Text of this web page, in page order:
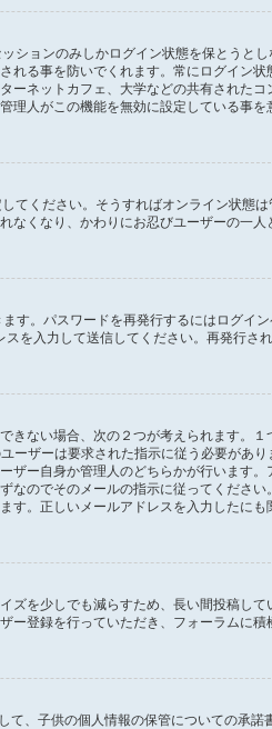
ションのみしかログイン状態を保とうとし
れる事を防いでくれます。常にログイン状
ーネットカフェ、大学などの共有されたコ
理人がこの機能を無効に設定している事を
てください。そうすればオンライン状態は
なくなり、かわりにお忍びユーザーの一人
す。パスワードを再発行するにはログイン
を入力して送信してください。再発行さ
きない場合、次の２つが考えられます。１
ーザーは要求された指示に従う必要があり
ザー自身か管理人のどちらかが行います。
なのでそのメールの指示に従ってください
す。正しいメールアドレスを入力したにも
ズを少しでも減らすため、長い間投稿して
ー登録を行っていただき、フォーラムに積
て、子供の個人情報の保管についての承諾